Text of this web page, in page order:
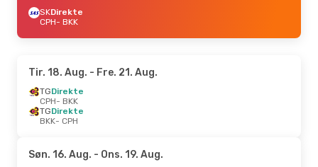
SKDirekte
CPH- BKK
Tir. 18. Aug. - Fre. 21. Aug.
TGDirekte
CPH- BKK
TGDirekte
BKK- CPH
Søn. 16. Aug. - Ons. 19. Aug.